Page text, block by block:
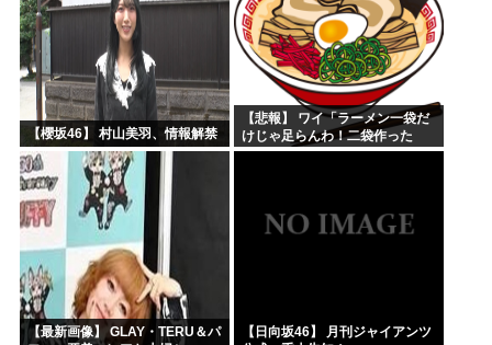
【櫻坂46】 村山美羽、情報解禁
【悲報】 ワイ「ラーメン一袋だ
けじゃ足らんわ！二袋作った
ろ！」→結果ｗｗｗ
【最新画像】 GLAY・TERU＆パ
【日向坂46】 月刊ジャイアンツ